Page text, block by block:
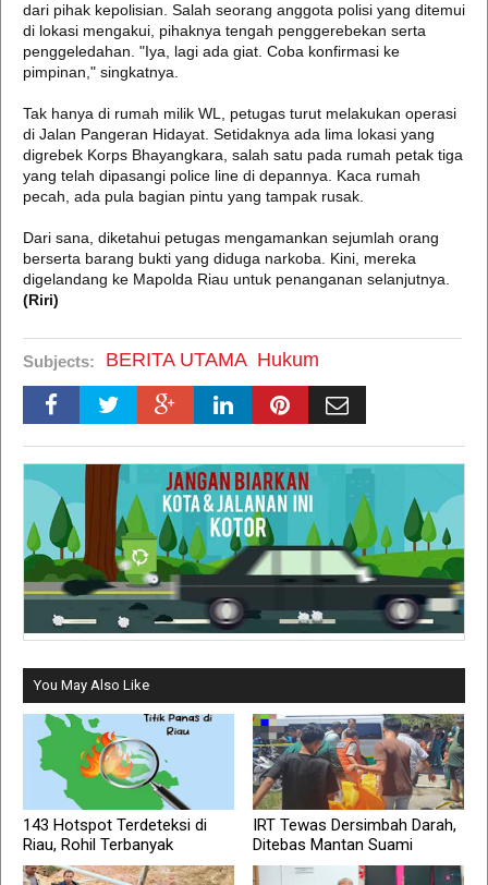
dari pihak kepolisian. Salah seorang anggota polisi yang ditemui
di lokasi mengakui, pihaknya tengah penggerebekan serta
penggeledahan. "Iya, lagi ada giat. Coba konfirmasi ke
pimpinan," singkatnya.
Tak hanya di rumah milik WL, petugas turut melakukan operasi
di Jalan Pangeran Hidayat. Setidaknya ada lima lokasi yang
digrebek Korps Bhayangkara, salah satu pada rumah petak tiga
yang telah dipasangi police line di depannya. Kaca rumah
pecah, ada pula bagian pintu yang tampak rusak.
Dari sana, diketahui petugas mengamankan sejumlah orang
berserta barang bukti yang diduga narkoba. Kini, mereka
digelandang ke Mapolda Riau untuk penanganan selanjutnya.
(Riri)
Subjects: BERITA UTAMA Hukum
You May Also Like
143 Hotspot Terdeteksi di
Riau, Rohil Terbanyak
IRT Tewas Dersimbah Darah,
Ditebas Mantan Suami